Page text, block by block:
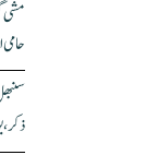
مشی